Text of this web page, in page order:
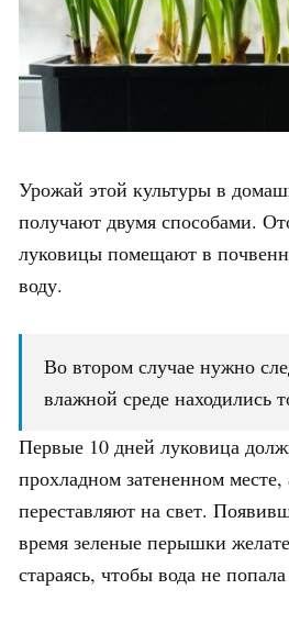
Урожай этой культуры в
получают двумя способами.
луковицы помещают в
воду.
Во втором случае нужно
влажной среде находились
Первые 10 дней луковица
прохладном затененном месте,
переставляют на свет.
время зеленые перышки
стараясь, чтобы вода не